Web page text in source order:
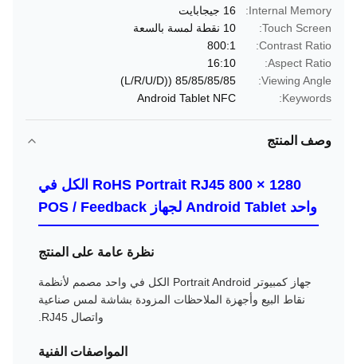
Internal Memory:
16 جيجابايت
Touch Screen:
10 نقطة لمسة بالسعة
Contrast Ratio:
800:1
Aspect Ratio:
16:10
Viewing Angle:
85/85/85/85 ((L/R/U/D)
Keywords:
Android Tablet NFC
وصف المنتج
RoHS Portrait RJ45 800 × 1280 الكل في
واحد Android Tablet لجهاز POS / Feedback
نظرة عامة على المنتج
جهاز كمبيوتر Portrait Android الكل في واحد مصمم لأنظمة
نقاط البيع وأجهزة الملاحظات المزودة بشاشة لمس صناعية
واتصال RJ45.
المواصفات الفنية